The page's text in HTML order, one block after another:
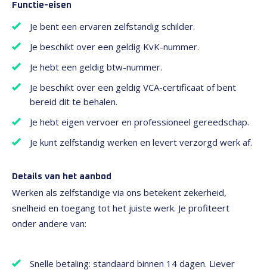
Functie-eisen
Je bent een ervaren zelfstandig schilder.
Je beschikt over een geldig KvK-nummer.
Je hebt een geldig btw-nummer.
Je beschikt over een geldig VCA-certificaat of bent
bereid dit te behalen.
Je hebt eigen vervoer en professioneel gereedschap.
Je kunt zelfstandig werken en levert verzorgd werk af.
Details van het aanbod
Werken als zelfstandige via ons betekent zekerheid,
snelheid en toegang tot het juiste werk. Je profiteert
onder andere van:
Snelle betaling: standaard binnen 14 dagen. Liever